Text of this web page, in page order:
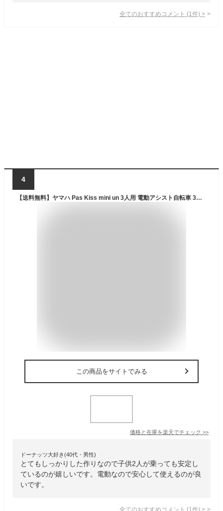
全てのおすすめコメント (1 件) >
4
【送料無料】ヤマハ Pas Kiss mini un 3人用 電動アシスト自転車 3ヶ月レンタル YAMAHA 自転車 ママチャリ 電動自転車 電動アシスト自転車 レンタル 貸し 電動 電動アシスト 20インチ 変速 コンパクト 子供乗せ 子供乗せ自転車 3人乗り 三人乗り 家族 パス
この商品をサイトでみる
価格と在庫を楽天でチェック >>
ドーナッツ大好き(40代・男性)
とてもしっかりした作りなので子供2人が乗っても安定し
ているのが嬉しいです。電動なので安心して使えるのが良
いです。
全てのおすすめコメント (1 件) >